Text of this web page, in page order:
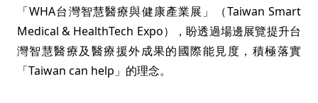
「WHA台灣智慧醫療與健康產業展」（Taiwan Smart
Medical & HealthTech Expo），盼透過場邊展覽提升台
灣智慧醫療及醫療援外成果的國際能見度，積極落實
「Taiwan can help」的理念。